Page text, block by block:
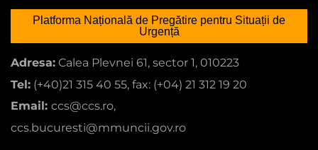
Platforma Națională de Pregătire pentru Situații de
Urgență
Adresa: Calea Plevnei 61, sector 1, 010223
Tel: (+40)21 315 40 55, fax: (+04) 21 312 19 20
Email: ccs@ccs.ro,
ccs.bucuresti@mmuncii.gov.ro